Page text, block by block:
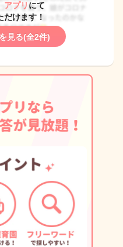
アプリ にて
だけます！
見る(全2件)